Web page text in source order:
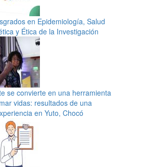
en Epidemiología, Salud
y Ética de la Investigación
se convierte en una herramienta
vidas: resultados de una
en Yuto, Chocó